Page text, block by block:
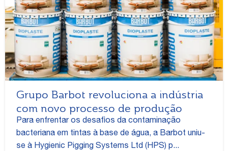
Grupo Barbot revoluciona a indústria
com novo processo de produção
Para enfrentar os desafios da contaminação
bacteriana em tintas à base de água, a Barbot uniu-
se à Hygienic Pigging Systems Ltd (HPS) p...